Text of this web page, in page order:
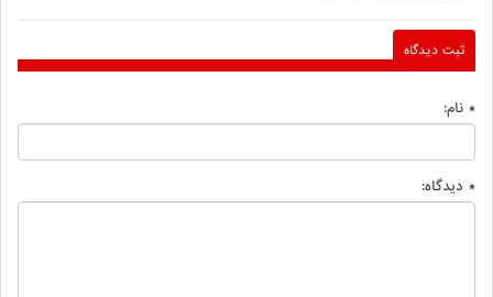
ثبت دیدگاه
* نام:
* دیدگاه: